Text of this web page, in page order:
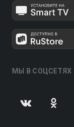
МЫ В СОЦСЕТЯХ